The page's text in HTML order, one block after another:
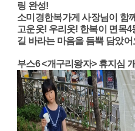
링 완성!
소미경한복가게 사장님이 함
고운옷! 우리옷! 한복이 면목
길 바라는 마음을 듬뿍 담았어
부스6 <개구리왕자> 휴지심